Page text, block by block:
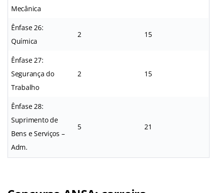
Mecânica
Ênfase 26:
Química
2 15
Ênfase 27:
Segurança do
Trabalho
2 15
Ênfase 28:
Suprimento de
Bens e Serviços –
Adm.
5 21